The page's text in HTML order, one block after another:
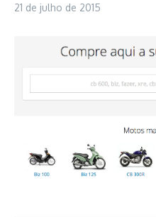
21 de julho de 2015